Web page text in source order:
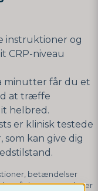
instruktioner og
CRP-niveau
minutter får du et
at træffe
helbred.
er klinisk testede
kan give dig
betændelser
Når kroppen oplever